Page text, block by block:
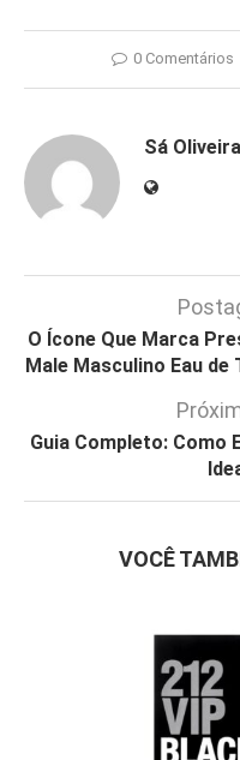
0 Comentários
Sá Oliveira
O Ícone Que Marca
Male Masculino Eau
Guia Completo: Como
VOCÊ